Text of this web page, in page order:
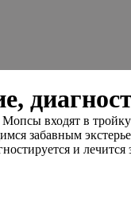
Мопсы входят в
забавным
и